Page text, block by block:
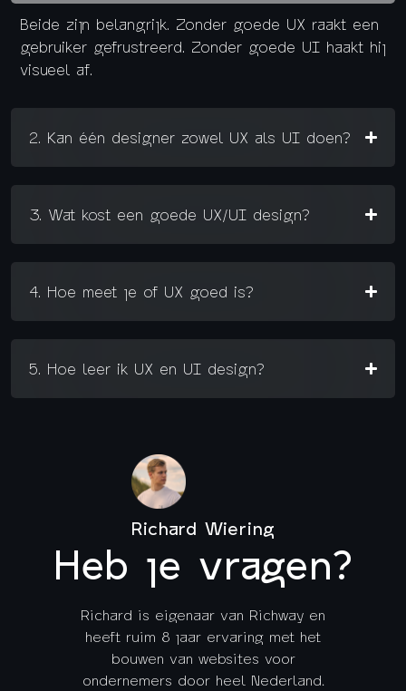
Beide zijn belangrijk. Zonder goede UX raakt een
gebruiker gefrustreerd. Zonder goede UI haakt hij
visueel af.
2. Kan één designer zowel UX als UI doen?
3. Wat kost een goede UX/UI design?
4. Hoe meet je of UX goed is?
5. Hoe leer ik UX en UI design?
Richard Wiering
Heb je vragen?
Richard is eigenaar van Richway en
heeft ruim 8 jaar ervaring met het
bouwen van websites voor
ondernemers door heel Nederland.